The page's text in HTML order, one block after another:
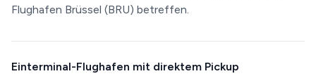
Flughafen Brüssel (BRU) betreffen.
Einterminal-Flughafen mit direktem Pickup